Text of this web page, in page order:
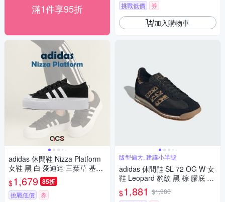
滿1件享95折
adidas 休閒鞋 Nizza Platform
女鞋 黑 白 愛迪達 三葉草 基本
款 厚底 增高 經典 FV5321
$1,679 85折
挑戰低價 券
挑戰低價 券
加入購物車
版型偏大, 建議小半號
adidas 休閒鞋 SL 72 OG W 女
鞋 Leopard 豹紋 黑 棕 膠底 復
古 愛迪達 JR1640
$1,881 $1,980